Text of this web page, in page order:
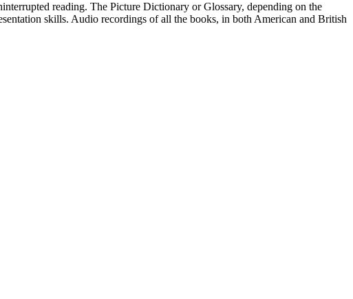
reading. The Picture Dictionary or Glossary, depending on the
skills. Audio recordings of all the books, in both American and British